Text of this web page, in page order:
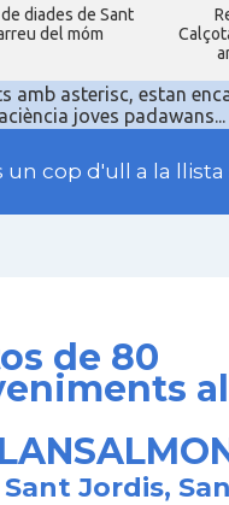
diades de Sant
del móm
amb asterisc, estan
joves padawans...
un cop d'ull a la llista
de 80
Sant Jordis,